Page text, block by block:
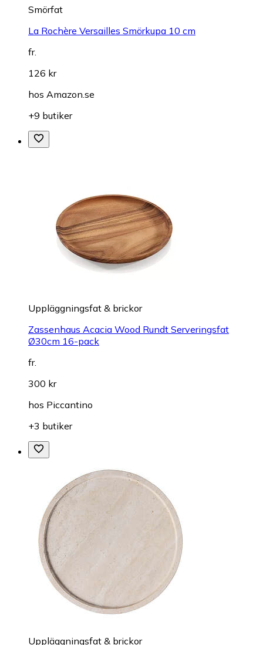
Smörfat
La Rochère Versailles Smörkupa 10 cm
fr.
126 kr
hos Amazon.se
+9 butiker
Uppläggningsfat & brickor
Zassenhaus Acacia Wood Rundt Serveringsfat
Ø30cm 16-pack
fr.
300 kr
hos Piccantino
+3 butiker
Uppläggningsfat & brickor